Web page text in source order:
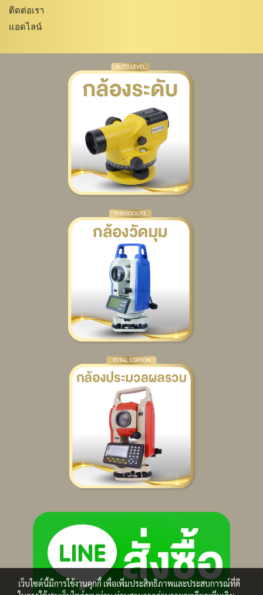
ติดต่อเรา
แอดไลน์
เว็บไซต์นี้มีการใช้งานคุกกี้ เพื่อเพิ่มประสิทธิภาพและประสบการณ์ที่ดี